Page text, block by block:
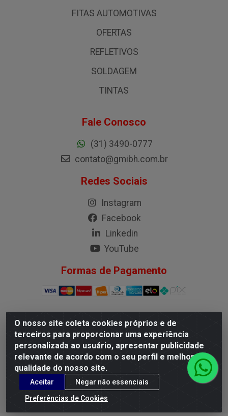
O nosso site coleta cookies próprios e de
terceiros para proporcionar uma experiência
personalizada ao usuário, apresentar publicidade
relevante de acordo com o seu perfil e melhorar a
qualidade do nosso site.
Aceitar
Negar não essenciais
Preferências de Cookies
FITAS AUTOMOTIVAS
OFERTAS
REFLETIVOS
SOLDAGEM
TINTAS
Fale Conosco
(31) 3490-0777
contato@gmibh.com.br
Redes Sociais
Instagram
Facebook
Linkedin
YouTube
Formas de Pagamento
G.M.I. Distribuidora LTDA - Rua Conselheiro Pena, 50 -
Santa Branca, Belo Horizonte/MG - CEP 31.710-150 -
CNPJ 04.098.359/0001-02